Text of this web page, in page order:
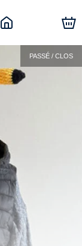
PASSÉ / CLOS